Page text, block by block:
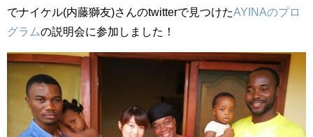
でナイケル(内藤獅友)さんのtwitterで見つけたAYINAのプロ
グラムの説明会に参加しました！